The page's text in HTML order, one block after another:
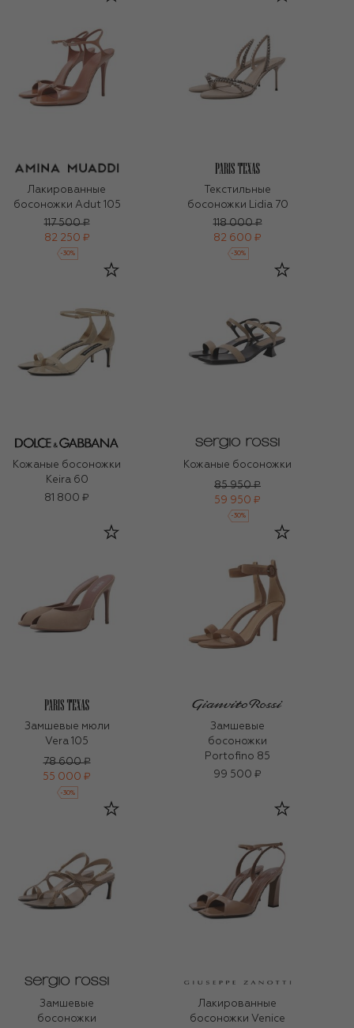
Лакированные
босоножки Adut 105
117 500 ₽
82 250 ₽
-30%
Текстильные
босоножки Lidia 70
118 000 ₽
82 600 ₽
-30%
Кожаные босоножки
Keira 60
81 800 ₽
Кожаные босоножки
85 950 ₽
59 950 ₽
-30%
Замшевые мюли
Vera 105
78 600 ₽
55 000 ₽
-30%
Замшевые
босоножки
Portofino 85
99 500 ₽
Замшевые
босоножки
Лакированные
босоножки Venice